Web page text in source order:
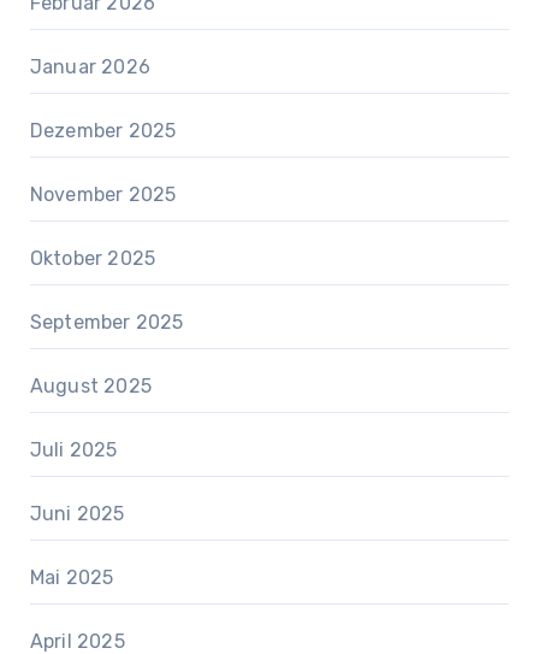
Januar 2026
Dezember 2025
November 2025
Oktober 2025
September 2025
August 2025
Juli 2025
Juni 2025
Mai 2025
April 2025